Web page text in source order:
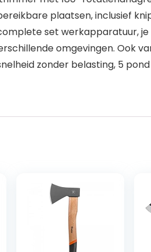
plaatsen, inclusief
complete set
omgevingen. Ook
snelheid zonder belasting, 5